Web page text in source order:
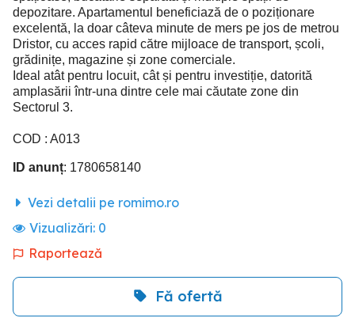
depozitare. Apartamentul beneficiază de o poziționare
excelentă, la doar câteva minute de mers pe jos de metrou
Dristor, cu acces rapid către mijloace de transport, școli,
grădinițe, magazine și zone comerciale.
Ideal atât pentru locuit, cât și pentru investiție, datorită
amplasării într-una dintre cele mai căutate zone din
Sectorul 3.
COD : A013
ID anunț: 1780658140
Vezi detalii pe romimo.ro
Vizualizări: 0
Raportează
Fă ofertă